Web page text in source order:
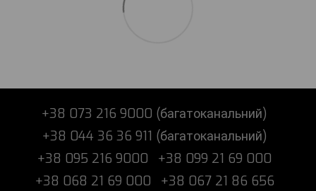
+38 073 216 9000 (багатоканальний)
+38 044 36 36 911 (багатоканальний)
+38 095 216 9000
+38 099 21 69 000
+38 068 21 69 000
+38 067 21 86 656